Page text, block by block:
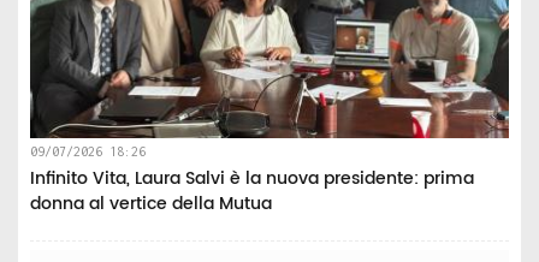
09/07/2026 18:26
Infinito Vita, Laura Salvi è la nuova presidente: prima
donna al vertice della Mutua